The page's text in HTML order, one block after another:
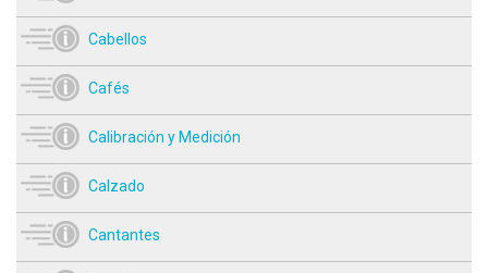
Cabellos
Cafés
Calibración y Medición
Calzado
Cantantes